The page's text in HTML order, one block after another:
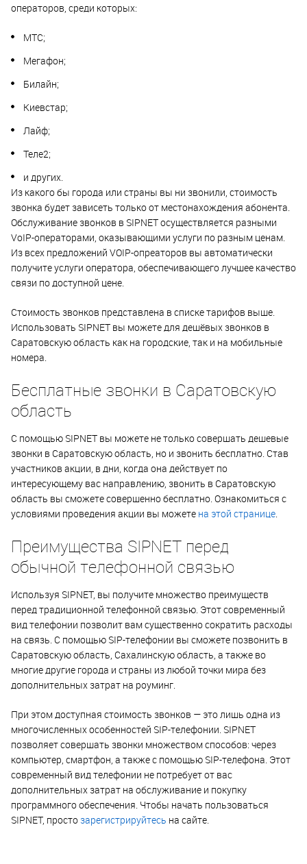
операторов, среди которых:
МТС;
Мегафон;
Билайн;
Киевстар;
Лайф;
Теле2;
и других.
Из какого бы города или страны вы ни звонили, стоимость
звонка будет зависеть только от местонахождения абонента.
Обслуживание звонков в SIPNET осуществляется разными
VoIP-операторами, оказывающими услуги по разным ценам.
Из всех предложений VOIP-опреаторов вы автоматически
получите услуги оператора, обеспечивающего лучшее качество
связи по доступной цене.
Стоимость звонков представлена в списке тарифов выше.
Использовать SIPNET вы можете для дешёвых звонков в
Саратовскую область как на городские, так и на мобильные
номера.
Бесплатные звонки в Саратовскую
область
С помощью SIPNET вы можете не только совершать дешевые
звонки в Саратовскую область, но и звонить бесплатно. Став
участников акции, в дни, когда она действует по
интересующему вас направлению, звонить в Саратовскую
область вы сможете совершенно бесплатно. Ознакомиться с
условиями проведения акции вы можете на этой странице
Преимущества SIPNET перед
обычной телефонной связью
Используя SIPNET, вы получите множество преимуществ
перед традиционной телефонной связью. Этот современный
вид телефонии позволит вам существенно сократить расходы
на связь. С помощью SIP-телефонии вы сможете позвонить в
Саратовскую область, Сахалинскую область, а также во
многие другие города и страны из любой точки мира без
дополнительных затрат на роуминг.
При этом доступная стоимость звонков — это лишь одна из
многочисленных особенностей SIP-телефонии. SIPNET
позволяет совершать звонки множеством способов: через
компьютер, смартфон, а также с помощью SIP-телефона. Этот
современный вид телефонии не потребует от вас
дополнительных затрат на обслуживание и покупку
программного обеспечения. Чтобы начать пользоваться
SIPNET, просто зарегистрируйтесь на сайте.